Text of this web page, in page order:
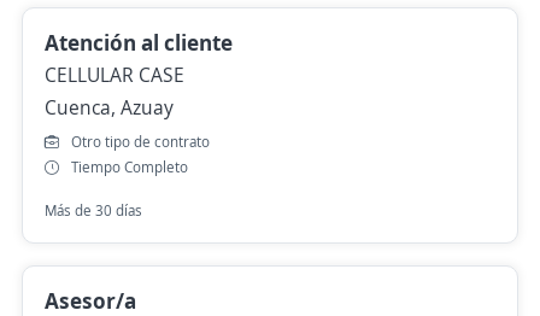
Atención al cliente
CELLULAR CASE
Cuenca, Azuay
Otro tipo de contrato
Tiempo Completo
Más de 30 días
Asesor/a